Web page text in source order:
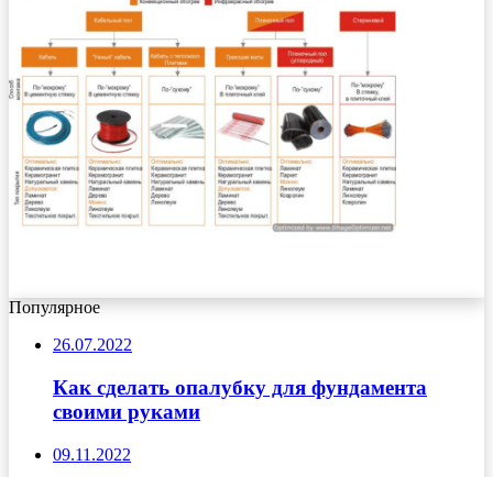
Популярное
26.07.2022
Как сделать опалубку для фундамента
своими руками
09.11.2022